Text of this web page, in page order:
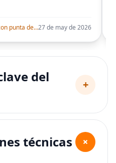
Ohuhu Marcadores de alcohol con punta de pincel – Juego de marcadores artísticos de doble punta con certificación AP para artistas adultos27 de may de 2026
del
+
técnicas +